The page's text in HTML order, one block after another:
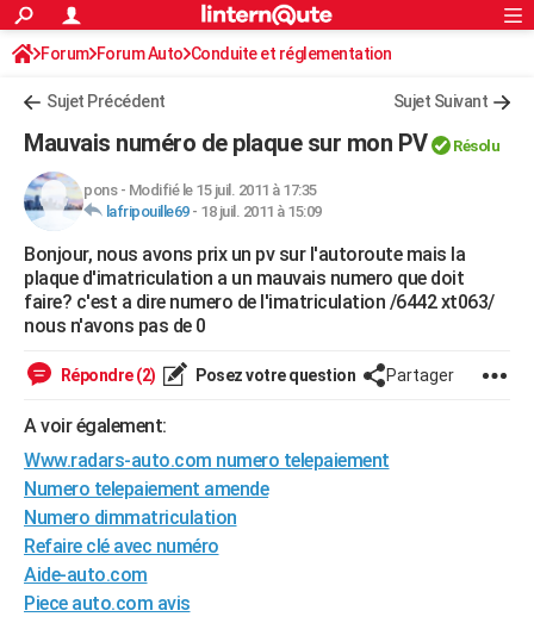
ACTUALITÉS
Politique
Société
Faits Divers
Education
Monde
Villes
+
FINANCE
Retraite
Impôts
Epargne
Immobilier
Risques naturels par ville
Banque
Assurance
Crédit
AUTO
Essais
Réserver un essai
Citadines
Berlines
SUV
Forum auto
+HIGH-TECH
Mobiles
Meilleur smartphone
Internet
Ordinateurs
Jeux vidéo
Guide high-tech
+BRICOLAGE
Forum
Aménagement intérieur
Extérieur
Cuisine
Salle de bains
Jardinage
Rangement
WEEK-END
LIFESTYLE
Art de vivre
Bien-être
Loisirs
Mode
Modes de vie
SANTE
Alimentation
Guide de la santé
Maladies
Médicaments
Sommeil
VOYAGE
Destinations
City break
Voyage nature
Voyage de noces
Forum
Climat
+PHOTO
GUIDES D'ACHAT
S'inscrire
Connexion
Forum Forum Auto Conduite et réglementation
Radars et permis
Sujet Précédent Sujet Suivant
Mauvais numéro de plaque sur mon PV Résolu
pons- Modifié le 15 juil. 2011 à 17:35
lafripouille69- 18 juil. 2011 à 15:09
Bonjour, nous avons prix un pv sur l'autoroute mais la
plaque d'imatriculation a un mauvais numero que doit
faire? c'est a dire numero de l'imatriculation /6442 xt063/
nous n'avons pas de 0
Répondre (2) Posez votre question Partager
A voir également:
Www.radars-auto.com numero telepaiement
Numero telepaiement amende
Numero dimmatriculation
Refaire clé avec numéro
Aide-auto.com
Piece auto.com avis